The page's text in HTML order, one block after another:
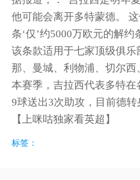
他可能会离开多特蒙德。
条‘仅’约5000万欧元的解约
该条款适用于七家顶级俱
那、曼城、利物浦、切尔西
本赛季，吉拉西代表多特
9球送出3次助攻，目前德转
【上咪咕独家看英超】
标签：